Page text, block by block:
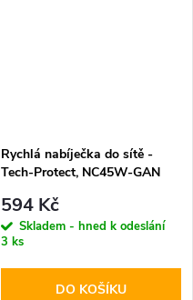
Rychlá nabíječka do sítě -
Tech-Protect, NC45W-GAN
594 Kč
Skladem - hned k odeslání
3 ks
DO KOŠÍKU